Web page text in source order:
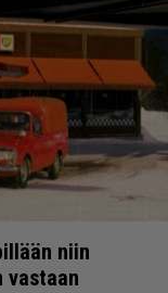
niin
vastaan